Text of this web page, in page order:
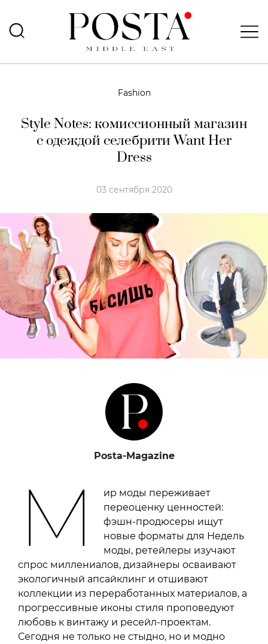
Fashion
Style Notes: комиссионный магазин
с одеждой селебрити Want Her
Dress
03 сентября 2020
Posta-Magazine
М
ир моды переживает
переоценку ценностей:
фэшн-продюсеры ищут
новые форматы для Недель
моды, ретейлеры изучают
спрос миллениалов, дизайнеры осваивают
экологичный апсайклинг и отшивают
коллекции из переработанных материалов, а
прогрессивные иконы стиля проповедуют
любовь к винтажу и ресейл-проектам.
Сегодня не только не стыдно, но и модно